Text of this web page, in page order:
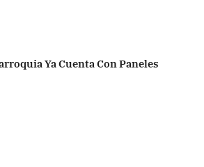
Ya Cuenta Con Paneles